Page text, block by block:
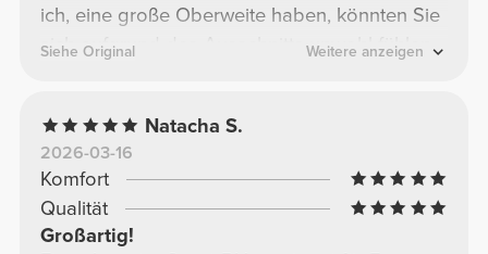
ich, eine große Oberweite haben, könnten Sie
sich aufgrund des Ausschnitts unwohl fühlen
etwas lockerer geschnitten, bedeckt aber
trotzdem meine Oberweite sehr gut und sieht
wunderschön aus!
Siehe Original Weitere anzeigen
Natacha S.
2026-03-16
Komfort
Qualität
Großartig!